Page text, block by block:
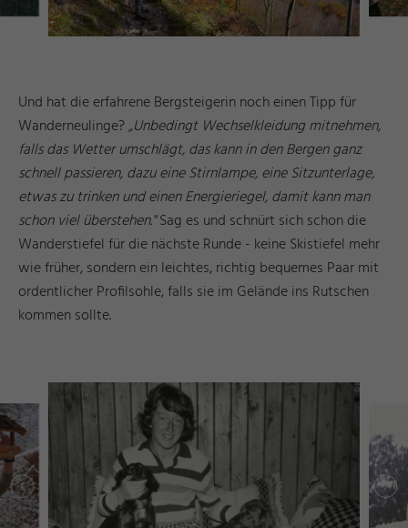
Und hat die erfahrene Bergsteigerin noch einen Tipp für
Wanderneulinge?„Unbedingt Wechselkleidung mitnehmen,
falls das Wetter umschlägt, das kann in den Bergen ganz
schnell passieren, dazu eine Stirnlampe, eine Sitzunterlage,
etwas zu trinken und einen Energieriegel, damit kann man
schon viel überstehen."Sag es und schnürt sich schon die
Wanderstiefel für die nächste Runde - keine Skistiefel mehr
wie früher, sondern ein leichtes, richtig bequemes Paar mit
ordentlicher Profilsohle, falls sie im Gelände ins Rutschen
kommen sollte.
©
ü
s
s
e
n
T
o
ri
s
m
us
u
n
M
k
e
ti
n
©
ü
s
s
e
n
T
o
ri
s
m
u
u
n
M
k
e
ti
n